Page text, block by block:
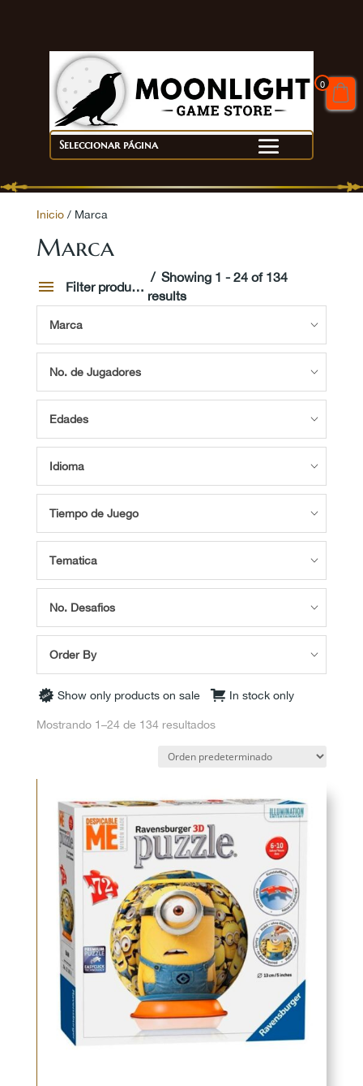
Seleccionar página
Inicio/ Marca
Marca
Filter products
Showing 1 - 24 of 134
results
Marca
No. de Jugadores
Edades
Idioma
Tiempo de Juego
Tematica
No. Desafios
Order By
Show only products on sale In stock only
Mostrando 1–24 de 134 resultados
0